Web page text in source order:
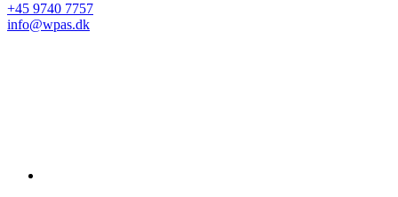
+45 9740 7757
info@wpas.dk